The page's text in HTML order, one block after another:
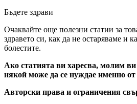
Бъдете здрави
Очаквайте още полезни статии за
здравето си, как да не остаряваме и
болестите.
Ако статията ви харесва, молим
някой може да се нуждае именно
Авторски права и ограничения